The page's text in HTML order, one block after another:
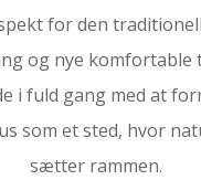
for den
og nye komfortable
i fuld gang med at
som et sted, hvor
sætter rammen.